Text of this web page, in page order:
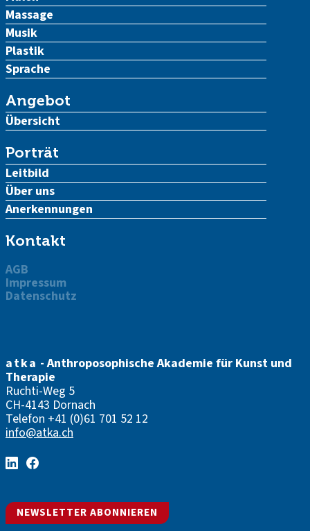
Massage
Musik
Plastik
Sprache
Angebot
Übersicht
Porträt
Leitbild
Über uns
Anerkennungen
Kontakt
AGB
Impressum
Datenschutz
atka - Anthroposophische Akademie für Kunst und
Therapie
Ruchti-Weg 5
CH-4143 Dornach
Telefon +41 (0)61 701 52 12
info@atka.ch
NEWSLETTER ABONNIEREN